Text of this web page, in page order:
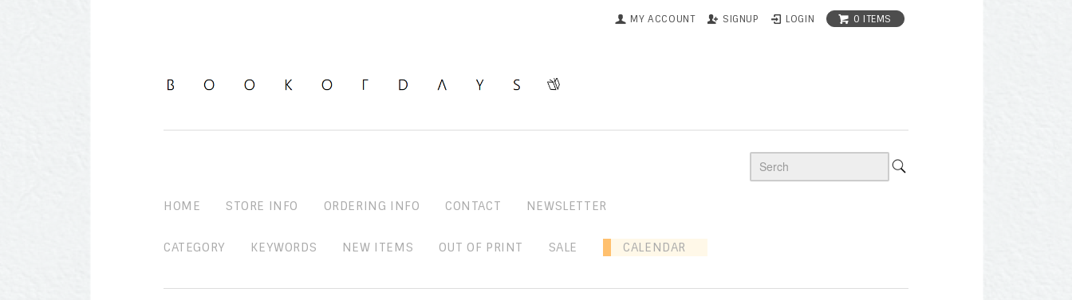
MY ACCOUNT SIGNUP LOGIN 0 ITEMS
HOME STORE INFO ORDERING INFO CONTACT NEWSLETTER
CATEGORY KEYWORDS NEW ITEMS OUT OF PRINT SALE CALENDAR